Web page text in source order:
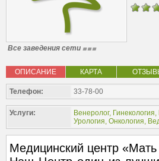
Все заведения сети
ОПИСАНИЕ КАРТА
Телефон: 33-78-00
Услуги: Венеролог, Гинекология,
Урология, Онкология,
Медицинский центр